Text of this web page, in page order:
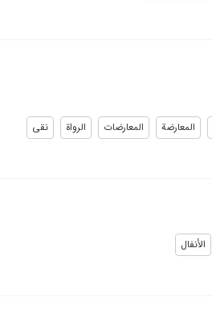
المعارضة المعارضات الرواة نقی
الأنفال